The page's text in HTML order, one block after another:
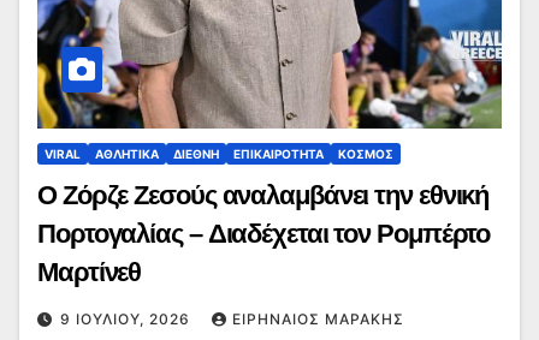
VIRAL ΑΘΛΗΤΙΚΑ ΔΙΕΘΝΗ ΕΠΙΚΑΙΡΟΤΗΤΑ ΚΟΣΜΟΣ
Ο Ζόρζε Ζεσούς αναλαμβάνει την εθνική
Πορτογαλίας – Διαδέχεται τον Ρομπέρτο
Μαρτίνεθ
9 ΙΟΥΛΊΟΥ, 2026 ΕΙΡΗΝΑΊΟΣ ΜΑΡΆΚΗΣ